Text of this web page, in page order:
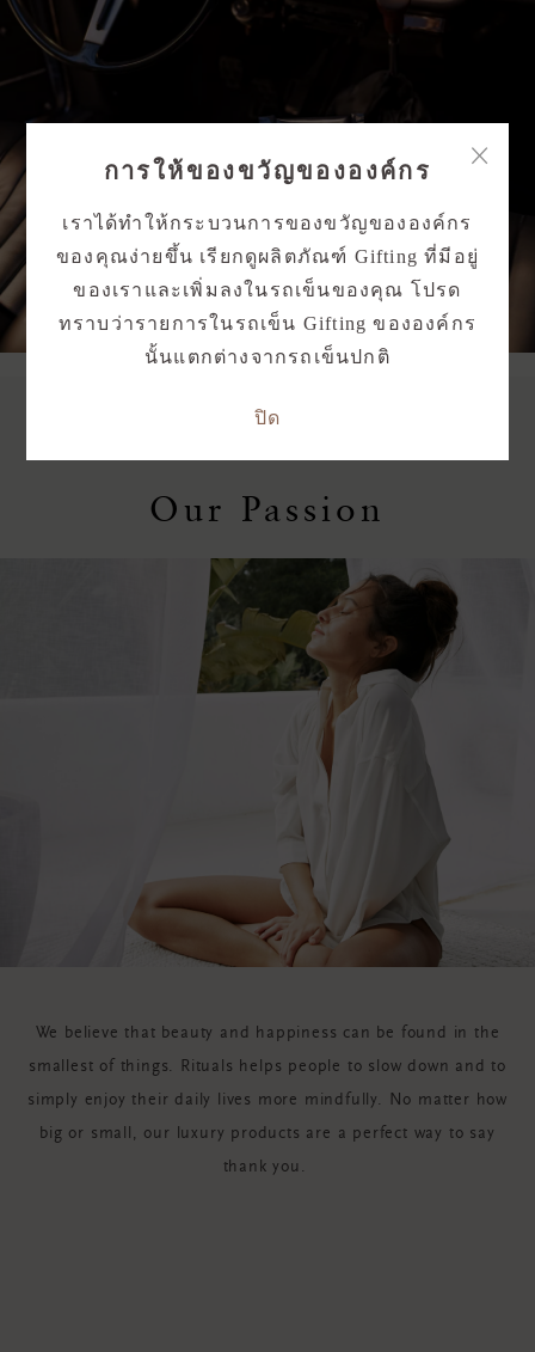
×
การให้ของขวัญขององค์กร
เราได้ทำให้กระบวนการของขวัญขององค์กร
ของคุณง่ายขึ้น เรียกดูผลิตภัณฑ์ Gifting ที่มีอยู่
ของเราและเพิ่มลงในรถเข็นของคุณ โปรด
ทราบว่ารายการในรถเข็น Gifting ขององค์กร
นั้นแตกต่างจากรถเข็นปกติ
ปิด
Our Passion
We believe that beauty and happiness can be found in the
smallest of things. Rituals helps people to slow down and to
simply enjoy their daily lives more mindfully. No matter how
big or small, our luxury products are a perfect way to say
thank you.